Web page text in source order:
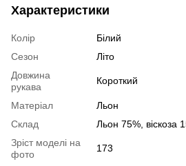
Характеристики
Колір
Білий
Сезон
Літо
Довжина
рукава
Короткий
Матеріал
Льон
Склад
Льон 75%, віскоза
Зріст моделі на
фото
173